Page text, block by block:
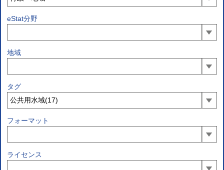
eStat分野
地域
タグ
フォーマット
ライセンス